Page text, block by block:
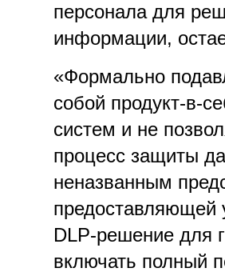
персонала для
информации,
«Формально
собой продукт-в-
систем и не
процесс защиты
неназванным
предоставляющей
DLP-решение для
включать полный